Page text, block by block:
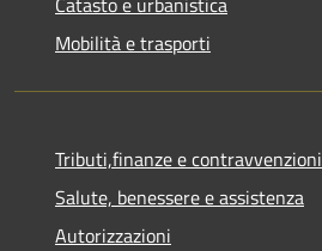
Mobilità e trasporti
Tributi,finanze e contravvenzioni
Salute, benessere e assistenza
Autorizzazioni